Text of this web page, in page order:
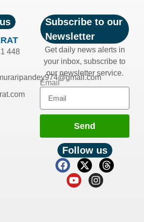
448
Subscribe to our
Newsletter
Get daily news alerts in
your inbox, subscribe to
our newsletter service.
Email
Send
Follow us